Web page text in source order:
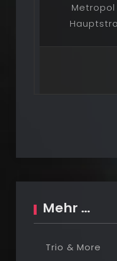
Metropol
Mehr …
Trio & More